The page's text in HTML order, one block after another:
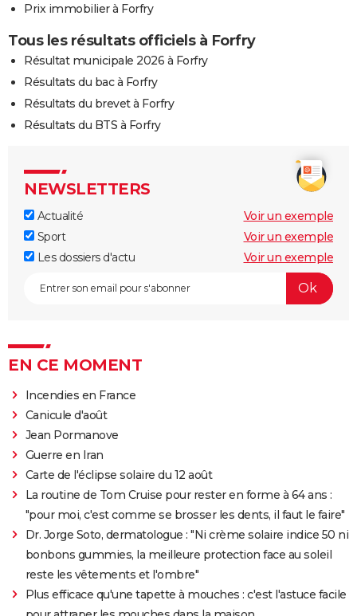
Prix immobilier à Forfry
Tous les résultats officiels à Forfry
Résultat municipale 2026 à Forfry
Résultats du bac à Forfry
Résultats du brevet à Forfry
Résultats du BTS à Forfry
NEWSLETTERS
Actualité
Voir un exemple
Sport
Voir un exemple
Les dossiers d'actu
Voir un exemple
EN CE MOMENT
Incendies en France
Canicule d'août
Jean Pormanove
Guerre en Iran
Carte de l'éclipse solaire du 12 août
La routine de Tom Cruise pour rester en forme à 64 ans :
"pour moi, c'est comme se brosser les dents, il faut le faire"
Dr. Jorge Soto, dermatologue : "Ni crème solaire indice 50 ni
bonbons gummies, la meilleure protection face au soleil
reste les vêtements et l'ombre"
Plus efficace qu'une tapette à mouches : c'est l'astuce facile